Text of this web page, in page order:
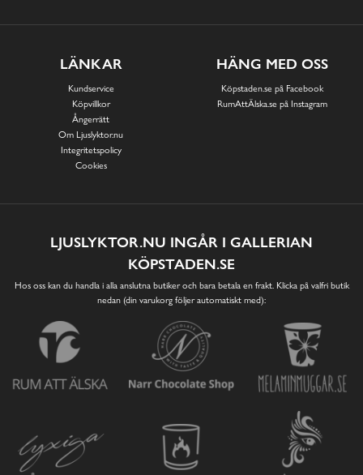
LÄNKAR
Kundservice
Köpvillkor
Ångerrätt
Om Ljuslyktor.nu
Integritetspolicy
Cookies
HÄNG MED OSS
Köpstaden.se på Facebook
RumAttÄlska.se på Instagram
LJUSLYKTOR.NU INGÅR I GALLERIAN
KÖPSTADEN.SE
Hos oss kan du handla i alla anslutna butiker och bara betala en frakt. Klicka på valfri butik
nedan (din varukorg följer automatiskt med):